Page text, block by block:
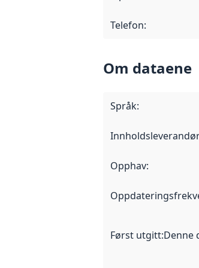
Telefon:
Om dataene
Språk:
Opphav:
Først utgitt:Denne